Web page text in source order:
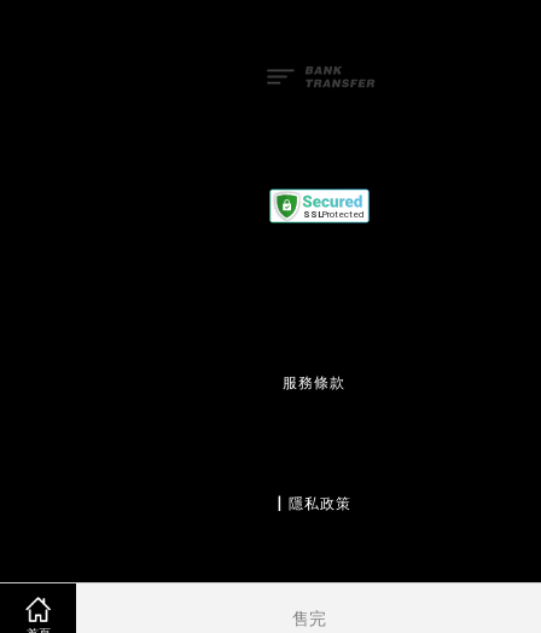
售完
服務條款
隱私政策
退款政策